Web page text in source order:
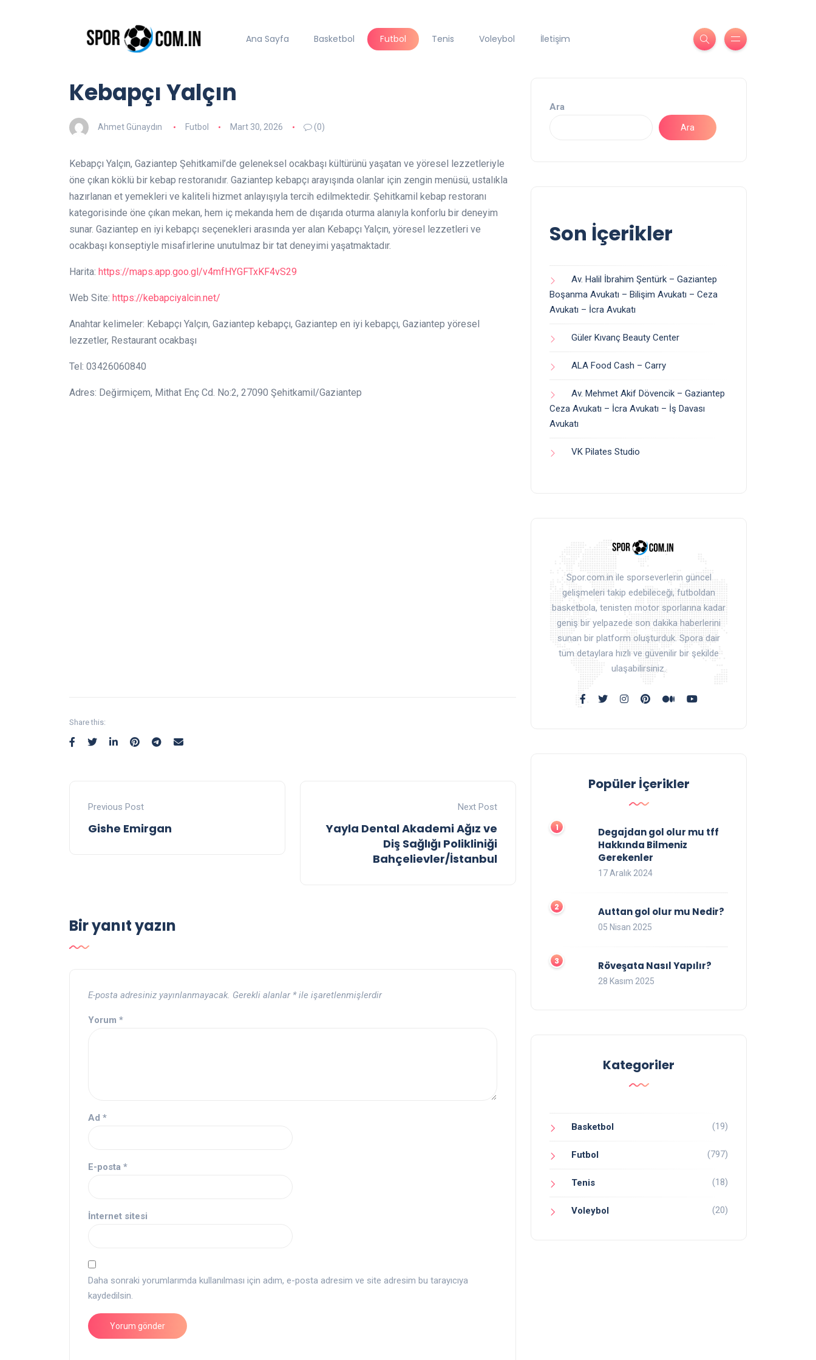
Ana Sayfa Basketbol Futbol Tenis Voleybol İletişim
Kebapçı Yalçın
Ahmet Günaydın Futbol Mart 30, 2026 (0)
Kebapçı Yalçın, Gaziantep Şehitkamil’de geleneksel ocakbaşı kültürünü yaşatan ve yöresel lezzetleriyle
öne çıkan köklü bir kebap restoranıdır. Gaziantep kebapçı arayışında olanlar için zengin menüsü, ustalıkla
hazırlanan et yemekleri ve kaliteli hizmet anlayışıyla tercih edilmektedir. Şehitkamil kebap restoranı
kategorisinde öne çıkan mekan, hem iç mekanda hem de dışarıda oturma alanıyla konforlu bir deneyim
sunar. Gaziantep en iyi kebapçı seçenekleri arasında yer alan Kebapçı Yalçın, yöresel lezzetleri ve
ocakbaşı konseptiyle misafirlerine unutulmaz bir tat deneyimi yaşatmaktadır.
Harita: https://maps.app.goo.gl/v4mfHYGFTxKF4vS29
Web Site: https://kebapciyalcin.net/
Anahtar kelimeler: Kebapçı Yalçın, Gaziantep kebapçı, Gaziantep en iyi kebapçı, Gaziantep yöresel
lezzetler, Restaurant ocakbaşı
Tel: 03426060840
Adres: Değirmiçem, Mithat Enç Cd. No:2, 27090 Şehitkamil/Gaziantep
Share this:
Previous Post
Gishe Emirgan
Next Post
Yayla Dental Akademi Ağız ve
Diş Sağlığı Polikliniği
Bahçelievler/İstanbul
Bir yanıt yazın
E-posta adresiniz yayınlanmayacak. Gerekli alanlar *ile işaretlenmişlerdir
Yorum *
Ad *
E-posta *
İnternet sitesi
Daha sonraki yorumlarımda kullanılması için adım, e-posta adresim ve site adresim bu tarayıcıya
kaydedilsin.
Ara
Ara
Son İçerikler
Av. Halil İbrahim Şentürk – Gaziantep
Boşanma Avukatı – Bilişim Avukatı – Ceza
Avukatı – İcra Avukatı
Güler Kıvanç Beauty Center
ALA Food Cash – Carry
Av. Mehmet Akif Dövencik – Gaziantep
Ceza Avukatı – İcra Avukatı – İş Davası
Avukatı
VK Pilates Studio
Spor.com.in ile sporseverlerin güncel
gelişmeleri takip edebileceği, futboldan
basketbola, tenisten motor sporlarına kadar
geniş bir yelpazede son dakika haberlerini
sunan bir platform oluşturduk. Spora dair
tüm detaylara hızlı ve güvenilir bir şekilde
ulaşabilirsiniz.
Popüler İçerikler
Degajdan gol olur mu tff
Hakkında Bilmeniz
Gerekenler
17 Aralık 2024
Auttan gol olur mu Nedir?
05 Nisan 2025
Röveşata Nasıl Yapılır?
28 Kasım 2025
Kategoriler
Basketbol (19)
Futbol (797)
Tenis (18)
Voleybol (20)